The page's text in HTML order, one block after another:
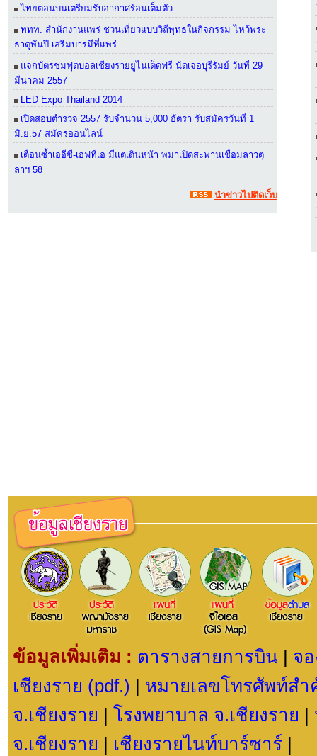
ไทยตอนบนเตรียมรับอากาศร้อนเต็มตัว
ททท. สำนักงานแพร่ ชวนเที่ยวแบบวิถีพุทธในกิจกรรม ไหว้พระ
ธาตุพันปี เสริมบารมีที่แพร่
แจกบัตรชมฟุตบอลเชียงรายยูไนเต็ดฟรี นัดเจอบุรีรัมย์ วันที่ 29
มีนาคม 2557
LED Expo Thailand 2014
เปิดสอบตำรวจ 2557 รับจำนวน 5,000 อัตรา รับสมัครวันที่ 1
มิ.ย.57 สมัครออนไลน์
เตือนซ้ำเออีซี-เอฟทีเอ มีแต่เดินหน้า พม่าเปิดสะพานเชื่อมลาวตุ
ลาฯ 58
นำข่าวไปติดเว็บ
ข้อมูลเพิ่มเติม : ตารางสายการบิน
จ
เชียงราย (pdf.)
หมายเลขโทรศัพท์สำ
จ.เชียงราย
โรงพยาบาล จ.เชียงราย
จ.เชียงราย
เชียงรายไนท์บาร์ซาร